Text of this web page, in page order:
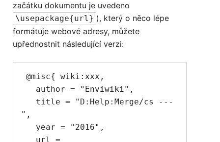
začátku dokumentu je uvedeno
\usepackage{url} ), který o něco lépe
formátuje webové adresy, můžete
upřednostnit následující verzi:
",